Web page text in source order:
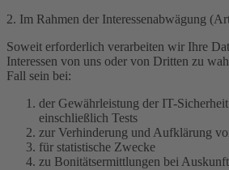
2. Im Rahmen der Interessenabwägung
Soweit erforderlich verarbeiten wir Ihre
Interessen von uns oder von Dritten zu
Fall sein bei:
der Gewährleistung der IT-
einschließlich Tests
zur Verhinderung und Aufklärung
für statistische Zwecke
zu Bonitätsermittlungen bei